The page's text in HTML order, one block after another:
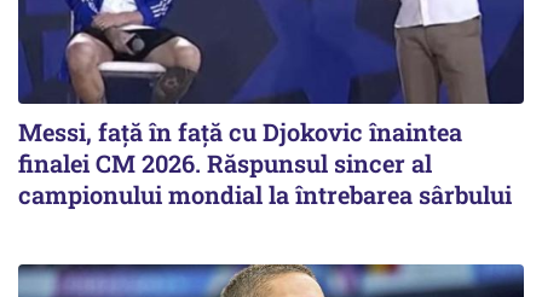
Messi, față în față cu Djokovic înaintea
finalei CM 2026. Răspunsul sincer al
campionului mondial la întrebarea sârbului